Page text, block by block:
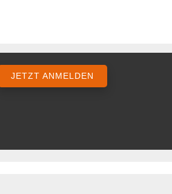
JETZT ANMELDEN